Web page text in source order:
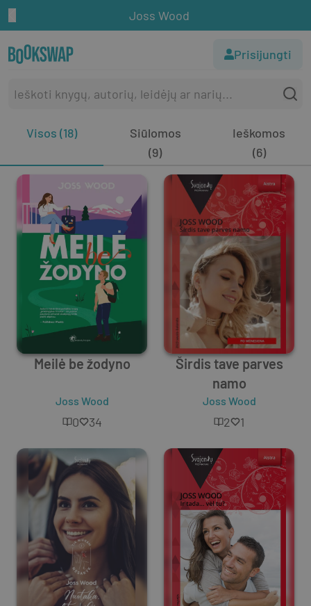
Joss Wood
Prisijungti
Visos (18)
Siūlomos
(9)
Ieškomos
(6)
Meilė be žodyno
Joss Wood
0 34
Širdis tave parves
namo
Joss Wood
2 1